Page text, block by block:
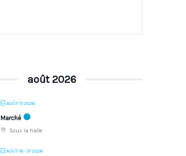
août 2026
AOÛT 15 2026
Marché
Sous la halle
AOÛT 18 - 31 2026